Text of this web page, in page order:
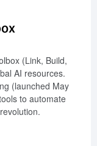
(Link, Build,
AI resources.
(launched May
to automate